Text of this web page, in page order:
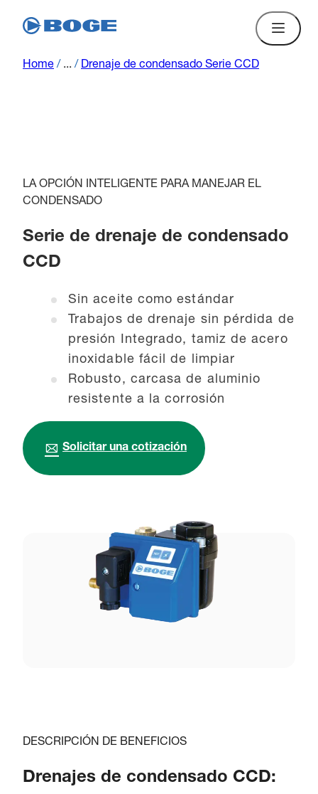
Home / ... / Drenaje de condensado Serie CCD
LA OPCIÓN INTELIGENTE PARA MANEJAR EL
CONDENSADO
Serie de drenaje de condensado
CCD
Sin aceite como estándar
Trabajos de drenaje sin pérdida de
presión Integrado, tamiz de acero
inoxidable fácil de limpiar
Robusto, carcasa de aluminio
resistente a la corrosión
Solicitar una cotización
DESCRIPCIÓN DE BENEFICIOS
Drenajes de condensado CCD: